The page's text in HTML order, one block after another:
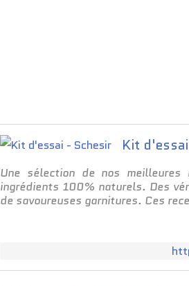
Kit
Une sélection de nos
ingrédients 100% naturels. Des
de savoureuses garnitures. Ces